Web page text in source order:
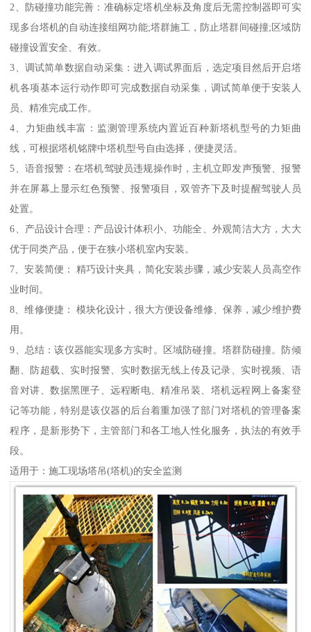
2、防碰撞功能完善：准确标定塔机坐标及角度后无需控制器即可实
现多台塔机的自动连接组网功能;塔群施工，防止塔群间碰撞;区域防
碰撞设置安全、有效。
3、调试简单数据自动采集：进入调试界面后，选定项目然后开启塔
机各项基本运行动作即可完成数据自动采集，调试简单便于安装人
员、精准完成工作。
4、力矩曲线丰富：监测管理系统内置近百种新塔机型号的力矩曲
线，可根据塔机铭牌中塔机型号自由选择，便捷灵活。
5、语音报警：在塔机驾驶员违规操作时，主机立即发声预警、报警
并在屏幕上显示红色预警、报警项目，双管齐下及时提醒驾驶人员
处置。
6、产品设计合理：产品设计体积小、功能全、外观简洁大方，大大
优于同类产品，便于在狭小塔机室内安装。
7、安装简便： 精巧设计夹具，简化安装步骤，减少安装人员高空作
业时间。
8、维修便捷： 模块化设计，很大方便设备维修、保养，减少维护费
用。
9、总结：该仪器能实现多方实时。区域防碰撞。塔群防碰撞。防倾
翻、防超载、实时报警、实时数据无线上传及记录、实时视频、语
音对讲、数据黑匣子、远程断电、精准吊装、塔机远程网上备案登
记等功能，特别是该仪器的后台着重加强了部门对塔机的管理备案
程序，是新形势下，主管部门和各工地人性化服务，执法的有效手
段。
适用于：施工现场塔吊(塔机)的安全监测